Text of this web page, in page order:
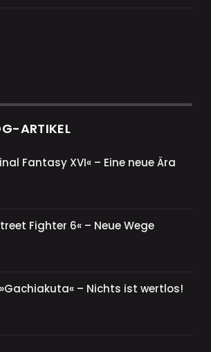
ARTIKEL
Fantasy XVI« – Eine neue Ära
Fighter 6« – Neue Wege
– Nichts ist wertlos!